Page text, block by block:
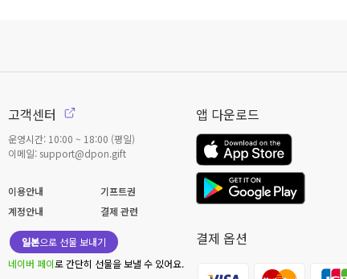
고객센터
운영시간: 10:00 ~ 18:00 (평일)
이메일: support@dpon.gift
이용안내
기프트권
계정안내
결제 관련
일본으로 선물 보내기
네이버 페이로 간단히 선물을 보낼 수 있어요.
앱 다운로드
결제 옵션